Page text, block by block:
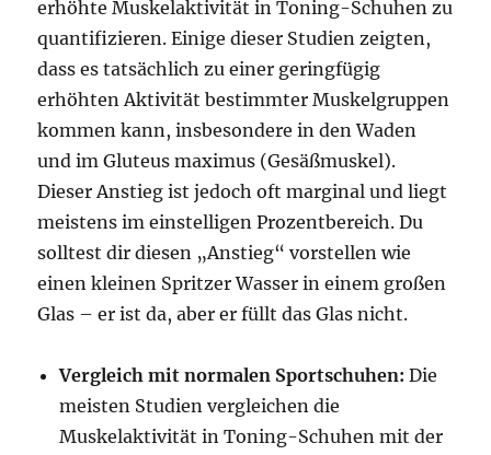
erhöhte Muskelaktivität in Toning-Schuhen zu
quantifizieren. Einige dieser Studien zeigten,
dass es tatsächlich zu einer geringfügig
erhöhten Aktivität bestimmter Muskelgruppen
kommen kann, insbesondere in den Waden
und im Gluteus maximus (Gesäßmuskel).
Dieser Anstieg ist jedoch oft marginal und liegt
meistens im einstelligen Prozentbereich. Du
solltest dir diesen „Anstieg“ vorstellen wie
einen kleinen Spritzer Wasser in einem großen
Glas – er ist da, aber er füllt das Glas nicht.
Vergleich mit normalen Sportschuhen: Die
meisten Studien vergleichen die
Muskelaktivität in Toning-Schuhen mit der